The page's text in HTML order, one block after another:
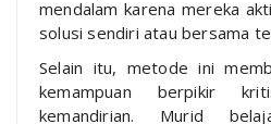
mendalam karena mereka
solusi sendiri atau bersama
Selain itu, metode ini
kemampuan berpikir
kemandirian. Murid